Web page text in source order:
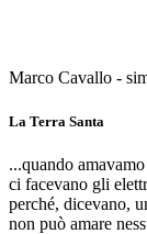
Marco Cavallo -
La Terra Santa
...quando amavamo
ci facevano gli
perché, dicevano,
non può amare